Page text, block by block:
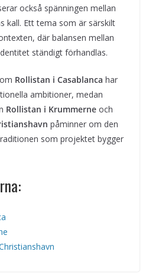
också spänningen mellan
kall. Ett tema som är särskilt
där balansen mellan
ständigt förhandlas.
Rollistan i Casablanca har
ambitioner, medan
Rollistan i Krummerne och
påminner om den
som projektet bygger